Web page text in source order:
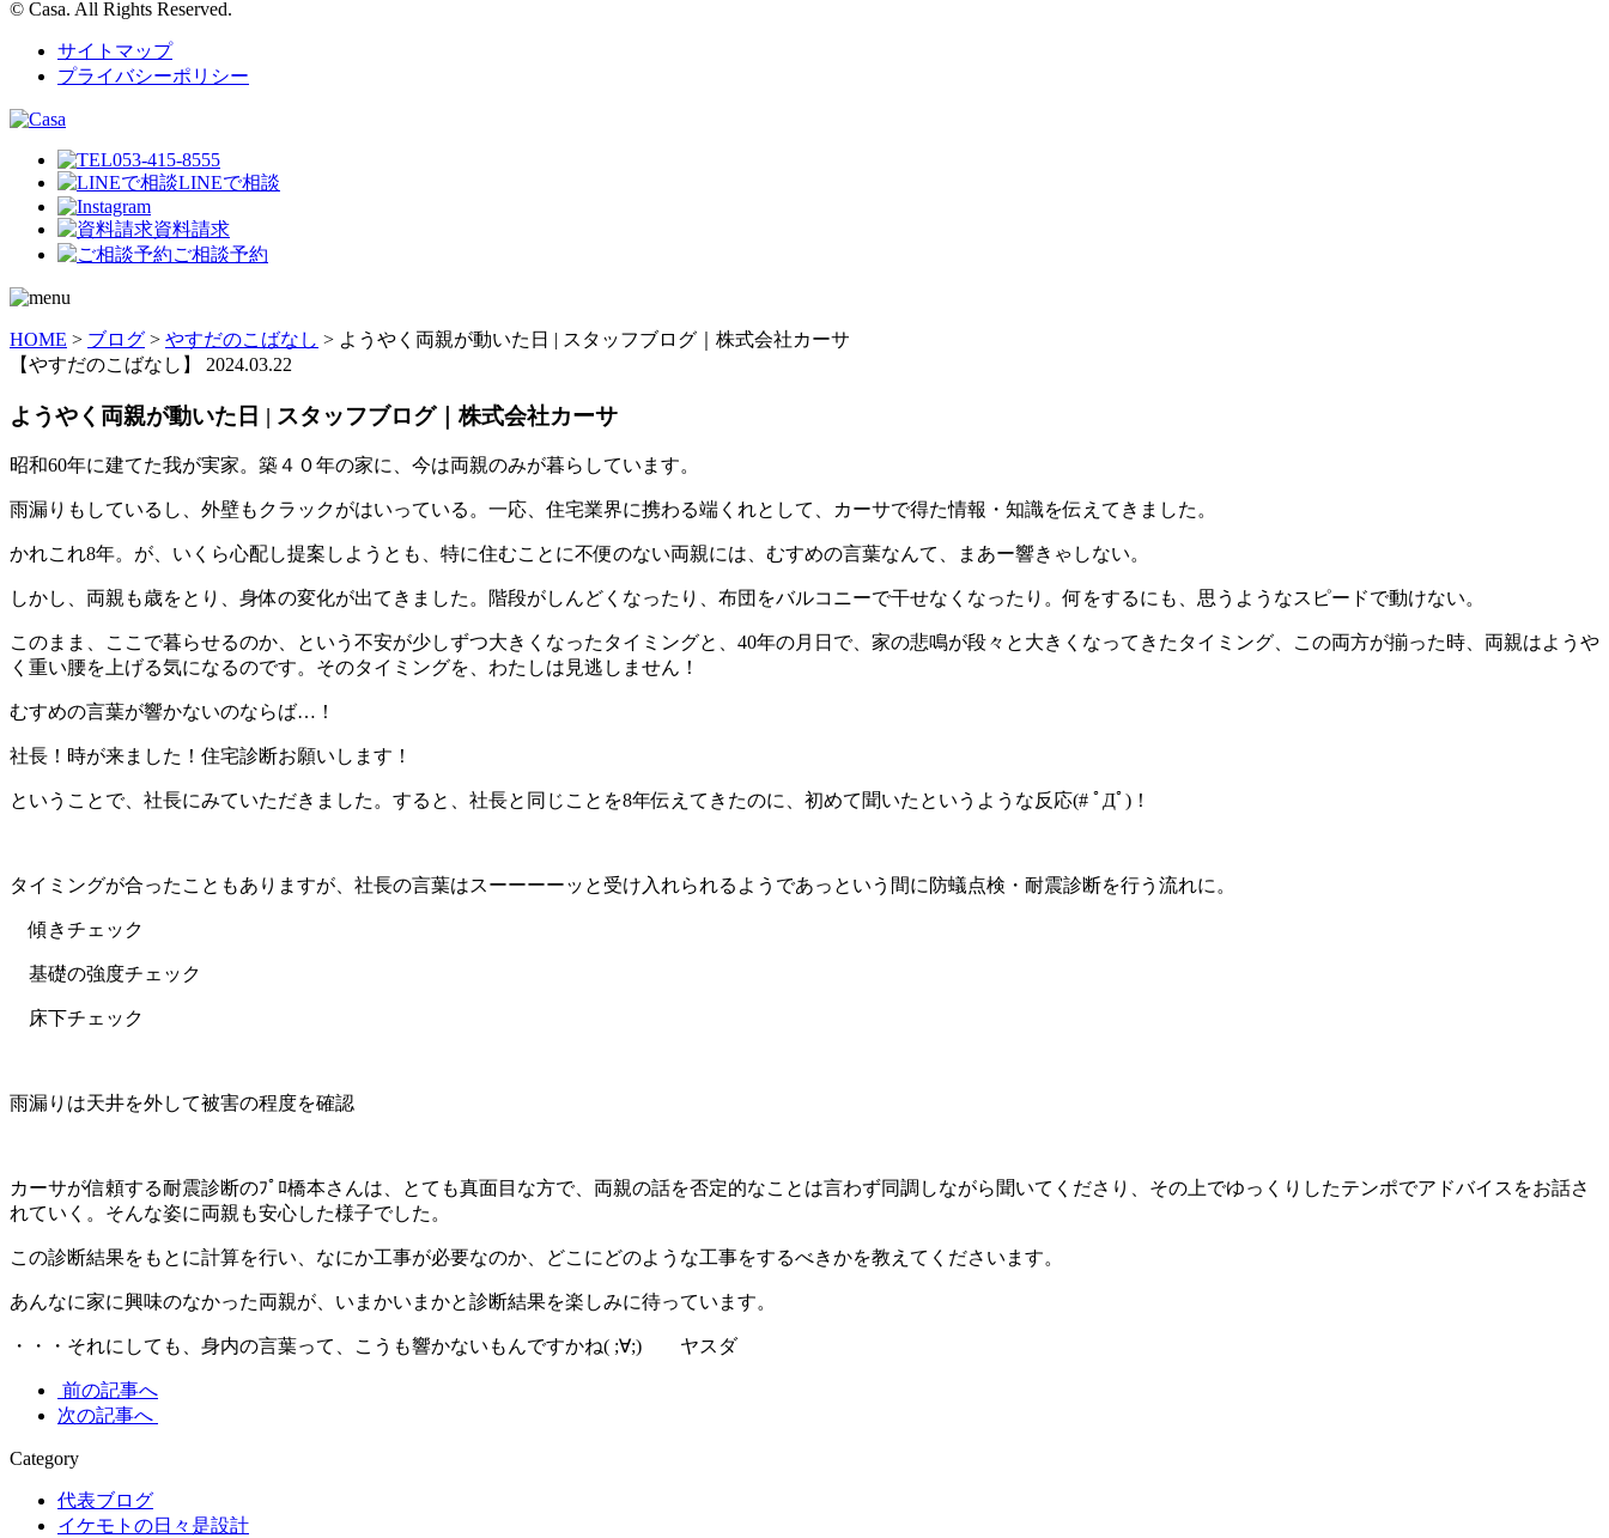
© Casa. All Rights Reserved.
サイトマップ
プライバシーポリシー
053-415-8555
LINEで相談
資料請求
ご相談予約
HOME > ブログ > やすだのこばなし > ようやく両親が動いた日 | スタッフブログ｜株式会社カーサ
【やすだのこばなし】 2024.03.22
ようやく両親が動いた日 | スタッフブログ｜株式会社カーサ
昭和60年に建てた我が実家。築４０年の家に、今は両親のみが暮らしています。
雨漏りもしているし、外壁もクラックがはいっている。一応、住宅業界に携わる端くれとして、カーサで得た情報・知識を伝えてきました。
かれこれ8年。が、いくら心配し提案しようとも、特に住むことに不便のない両親には、むすめの言葉なんて、まあー響きゃしない。
しかし、両親も歳をとり、身体の変化が出てきました。階段がしんどくなったり、布団をバルコニーで干せなくなったり。何をするにも、思うようなスピードで動けない。
このまま、ここで暮らせるのか、という不安が少しずつ大きくなったタイミングと、40年の月日で、家の悲鳴が段々と大きくなってきたタイミング、この両方が揃った時、両親はようや
く重い腰を上げる気になるのです。そのタイミングを、わたしは見逃しません！
むすめの言葉が響かないのならば…！
社長！時が来ました！住宅診断お願いします！
ということで、社長にみていただきました。すると、社長と同じことを8年伝えてきたのに、初めて聞いたというような反応(# ﾟДﾟ)！
タイミングが合ったこともありますが、社長の言葉はスーーーーッと受け入れられるようであっという間に防蟻点検・耐震診断を行う流れに。
傾きチェック
基礎の強度チェック
床下チェック
雨漏りは天井を外して被害の程度を確認
カーサが信頼する耐震診断のﾌﾟﾛ橋本さんは、とても真面目な方で、両親の話を否定的なことは言わず同調しながら聞いてくださり、その上でゆっくりしたテンポでアドバイスをお話さ
れていく。そんな姿に両親も安心した様子でした。
この診断結果をもとに計算を行い、なにか工事が必要なのか、どこにどのような工事をするべきかを教えてくださいます。
あんなに家に興味のなかった両親が、いまかいまかと診断結果を楽しみに待っています。
・・・それにしても、身内の言葉って、こうも響かないもんですかね( ;∀;) ヤスダ
前の記事へ
次の記事へ
Category
代表ブログ
イケモトの日々是設計